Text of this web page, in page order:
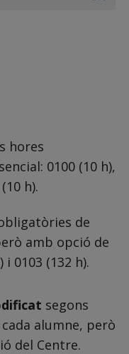
hores
0100 (10 h),
h).
de
amb opció de
i 0103 (132 h).
segons
alumne, però
del Centre.